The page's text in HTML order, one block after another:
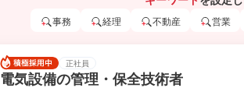
事務 経理 不動産 営業
正社員
電気設備の管理・保全技術者